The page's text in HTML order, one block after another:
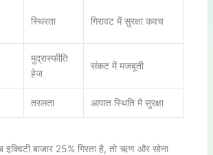
स्थिरता गिरावट में सुरक्षा कवच
मुद्रास्फीति
हेज
संकट में मजबूती
तरलता आपात स्थिति में सुरक्षा
बाजार 25% गिरता है, तो ऋण और सोना